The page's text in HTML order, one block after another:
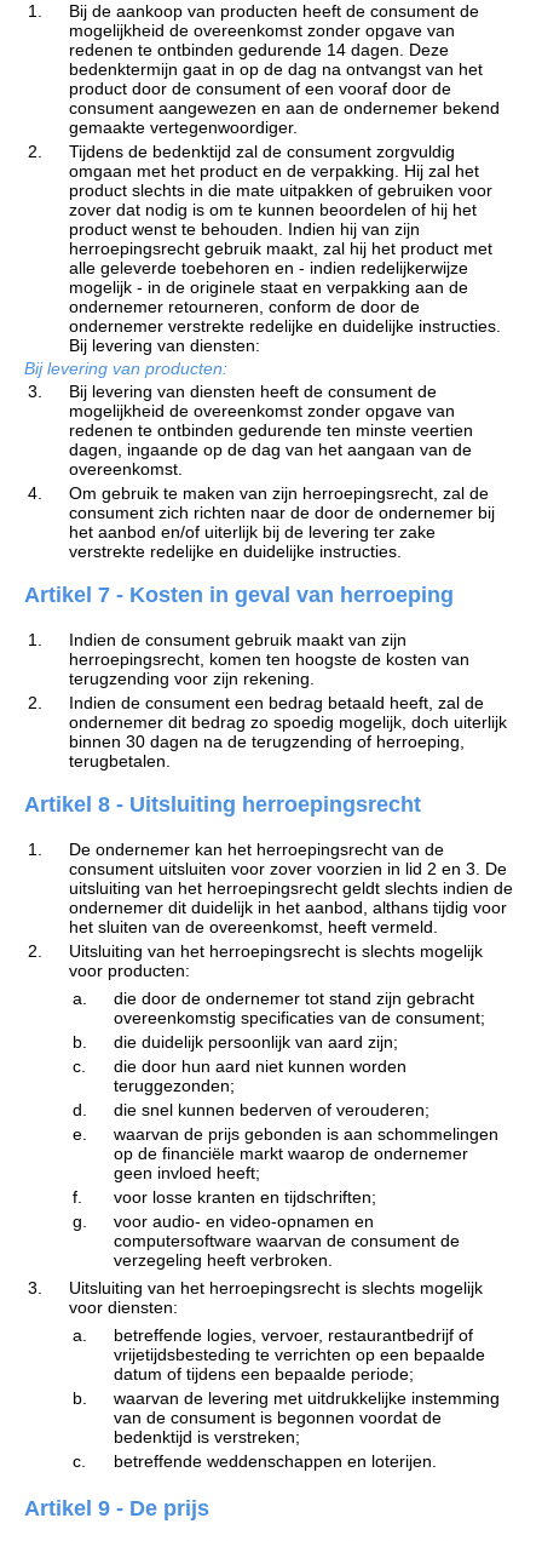
1.
Bij de aankoop van producten heeft de consument de
mogelijkheid de overeenkomst zonder opgave van
redenen te ontbinden gedurende 14 dagen. Deze
bedenktermijn gaat in op de dag na ontvangst van het
product door de consument of een vooraf door de
consument aangewezen en aan de ondernemer bekend
gemaakte vertegenwoordiger.
2.
Tijdens de bedenktijd zal de consument zorgvuldig
omgaan met het product en de verpakking. Hij zal het
product slechts in die mate uitpakken of gebruiken voor
zover dat nodig is om te kunnen beoordelen of hij het
product wenst te behouden. Indien hij van zijn
herroepingsrecht gebruik maakt, zal hij het product met
alle geleverde toebehoren en - indien redelijkerwijze
mogelijk - in de originele staat en verpakking aan de
ondernemer retourneren, conform de door de
ondernemer verstrekte redelijke en duidelijke instructies.
Bij levering van diensten:
Bij levering van producten:
3.
Bij levering van diensten heeft de consument de
mogelijkheid de overeenkomst zonder opgave van
redenen te ontbinden gedurende ten minste veertien
dagen, ingaande op de dag van het aangaan van de
overeenkomst.
4.
Om gebruik te maken van zijn herroepingsrecht, zal de
consument zich richten naar de door de ondernemer bij
het aanbod en/of uiterlijk bij de levering ter zake
verstrekte redelijke en duidelijke instructies.
Artikel 7 - Kosten in geval van herroeping
1.
Indien de consument gebruik maakt van zijn
herroepingsrecht, komen ten hoogste de kosten van
terugzending voor zijn rekening.
2.
Indien de consument een bedrag betaald heeft, zal de
ondernemer dit bedrag zo spoedig mogelijk, doch uiterlijk
binnen 30 dagen na de terugzending of herroeping,
terugbetalen.
Artikel 8 - Uitsluiting herroepingsrecht
1.
De ondernemer kan het herroepingsrecht van de
consument uitsluiten voor zover voorzien in lid 2 en 3. De
uitsluiting van het herroepingsrecht geldt slechts indien de
ondernemer dit duidelijk in het aanbod, althans tijdig voor
het sluiten van de overeenkomst, heeft vermeld.
2.
Uitsluiting van het herroepingsrecht is slechts mogelijk
voor producten:
a.
die door de ondernemer tot stand zijn gebracht
overeenkomstig specificaties van de consument;
b.
die duidelijk persoonlijk van aard zijn;
c.
die door hun aard niet kunnen worden
teruggezonden;
d.
die snel kunnen bederven of verouderen;
e.
waarvan de prijs gebonden is aan schommelingen
op de financiële markt waarop de ondernemer
geen invloed heeft;
f.
voor losse kranten en tijdschriften;
g.
voor audio- en video-opnamen en
computersoftware waarvan de consument de
verzegeling heeft verbroken.
3.
Uitsluiting van het herroepingsrecht is slechts mogelijk
voor diensten:
a.
betreffende logies, vervoer, restaurantbedrijf of
vrijetijdsbesteding te verrichten op een bepaalde
datum of tijdens een bepaalde periode;
b.
waarvan de levering met uitdrukkelijke instemming
van de consument is begonnen voordat de
bedenktijd is verstreken;
c.
betreffende weddenschappen en loterijen.
Artikel 9 - De prijs